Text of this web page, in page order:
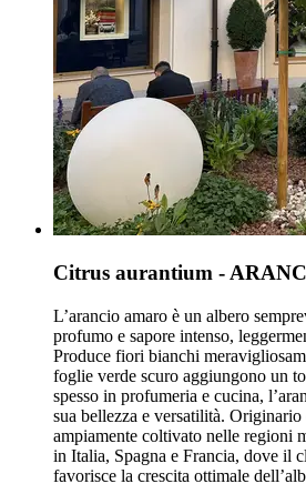
Citrus aurantium -
L’arancio amaro è un albero
profumo e sapore intenso,
Produce fiori bianchi
foglie verde scuro aggiungono un
spesso in profumeria e cucina,
sua bellezza e versatilità. Originario
ampiamente coltivato nelle regioni
in Italia, Spagna e Francia, dove il
favorisce la crescita ottimale